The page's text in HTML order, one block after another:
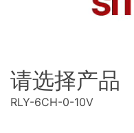
请选择产品
RLY-6CH-0-10V